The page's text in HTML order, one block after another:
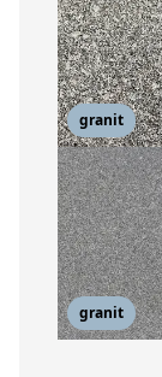
granit
granit